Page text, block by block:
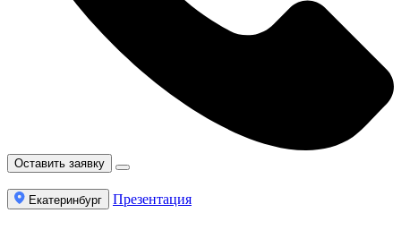
Оставить заявку
Екатеринбург Презентация